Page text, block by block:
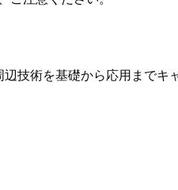
技術を基礎から応用まで